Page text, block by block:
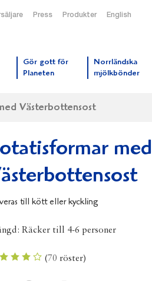
Press Produkter English
Gör gott för
Planeten
Norrländska
mjölkbönder
Västerbottensost
med
till kött eller kyckling
Räcker till 4-6 personer
(70 röster)